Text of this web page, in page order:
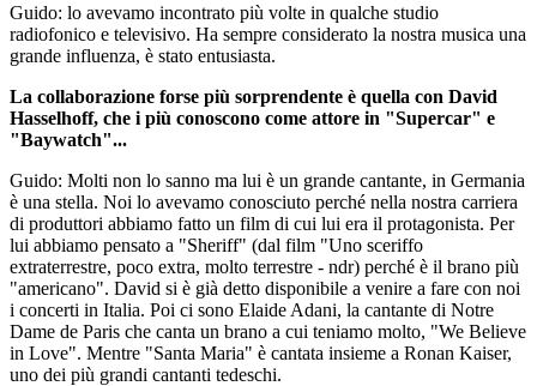
Guido: lo avevamo incontrato più volte in qualche studio
radiofonico e televisivo. Ha sempre considerato la nostra musica una
grande influenza, è stato entusiasta.
La collaborazione forse più sorprendente è quella con David
Hasselhoff, che i più conoscono come attore in "Supercar" e
"Baywatch"...
Guido: Molti non lo sanno ma lui è un grande cantante, in Germania
è una stella. Noi lo avevamo conosciuto perché nella nostra carriera
di produttori abbiamo fatto un film di cui lui era il protagonista. Per
lui abbiamo pensato a "Sheriff" (dal film "Uno sceriffo
extraterrestre, poco extra, molto terrestre - ndr) perché è il brano più
"americano". David si è già detto disponibile a venire a fare con noi
i concerti in Italia. Poi ci sono Elaide Adani, la cantante di Notre
Dame de Paris che canta un brano a cui teniamo molto, "We Believe
in Love". Mentre "Santa Maria" è cantata insieme a Ronan Kaiser,
uno dei più grandi cantanti tedeschi.